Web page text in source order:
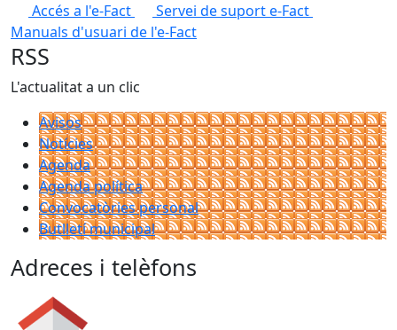
Accés a l'e-Fact
Servei de suport e-Fact
Manuals d'usuari de l'e-Fact
RSS
L'actualitat a un clic
Avisos
Notícies
Agenda
Agenda política
Convocatòries personal
Butlletí municipal
Adreces i telèfons